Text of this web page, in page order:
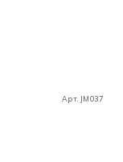
Арт. JM037